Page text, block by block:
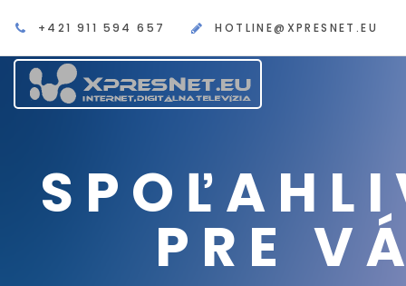
+421 911 594 657 HOTLINE@XPRESNET.EU
PRE